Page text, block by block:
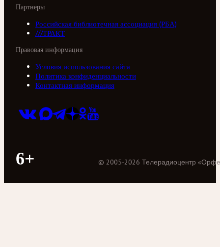
Партнеры
Российская библиотечная ассоциация (РБА)
///ТРАКТ
Правовая информация
Условия использования сайта
Политика конфиденциальности
Контактная информация
6+ © 2005-2026 Телерадиоцентр